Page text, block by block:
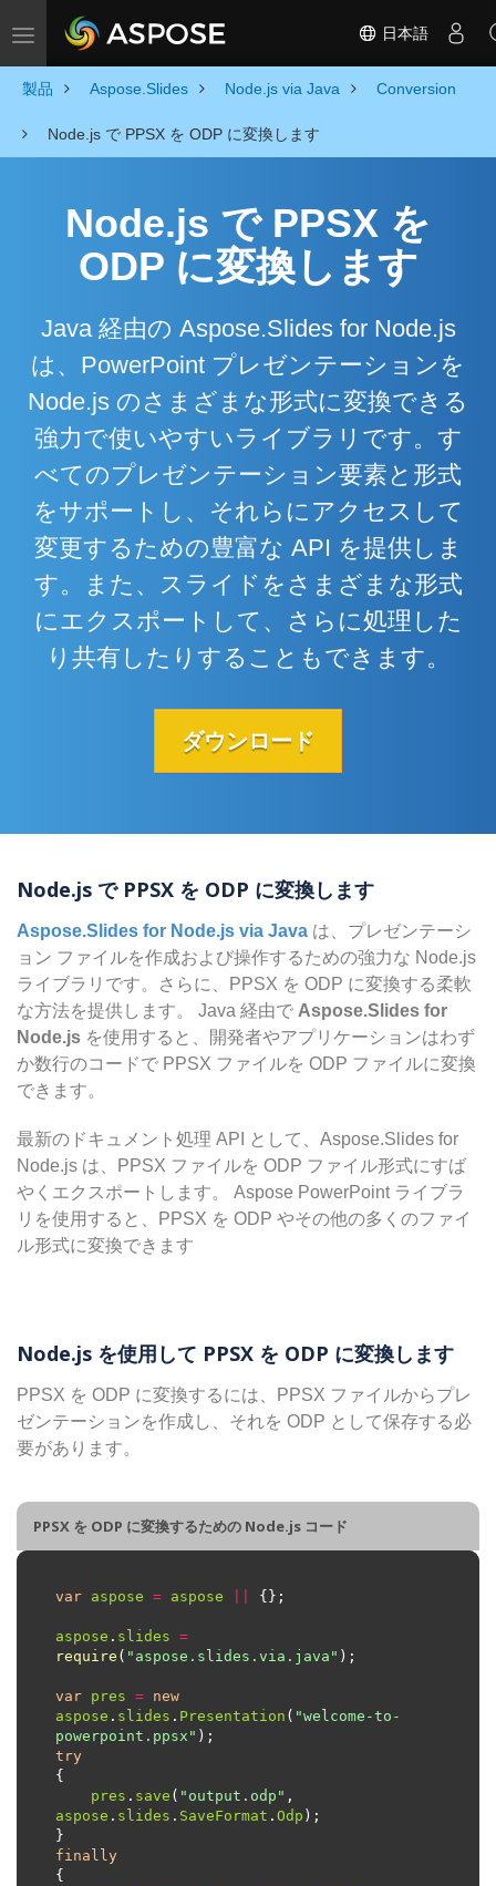
Toggle navigation 日本語
製品 Aspose.Slides Node.js via Java Conversion
Node.js で PPSX を ODP に変換します
Node.js で PPSX を
ODP に変換します
Java 経由の Aspose.Slides for Node.js
は、PowerPoint プレゼンテーションを
Node.js のさまざまな形式に変換できる
強力で使いやすいライブラリです。す
べてのプレゼンテーション要素と形式
をサポートし、それらにアクセスして
変更するための豊富な API を提供しま
す。また、スライドをさまざまな形式
にエクスポートして、さらに処理した
り共有したりすることもできます。
ダウンロード
Node.js で PPSX を ODP に変換します
Aspose.Slides for Node.js via Java は、プレゼンテーシ
ョン ファイルを作成および操作するための強力な Node.js
ライブラリです。さらに、PPSX を ODP に変換する柔軟
な方法を提供します。 Java 経由で Aspose.Slides for
Node.js を使用すると、開発者やアプリケーションはわず
か数行のコードで PPSX ファイルを ODP ファイルに変換
できます。
最新のドキュメント処理 API として、Aspose.Slides for
Node.js は、PPSX ファイルを ODP ファイル形式にすば
やくエクスポートします。 Aspose PowerPoint ライブラ
リを使用すると、PPSX を ODP やその他の多くのファイ
ル形式に変換できます
Node.js を使用して PPSX を ODP に変換します
PPSX を ODP に変換するには、PPSX ファイルからプレ
ゼンテーションを作成し、それを ODP として保存する必
要があります。
PPSX を ODP に変換するための Node.js コード
var aspose = aspose
aspose . slides =
require ( "aspose.slides.via.java"
var pres = new
aspose . slides . Presentation ( "welcome-to-
powerpoint.ppsx"
try
pres . save ( "output.odp"
aspose . slides . SaveFormat . Odp
finally